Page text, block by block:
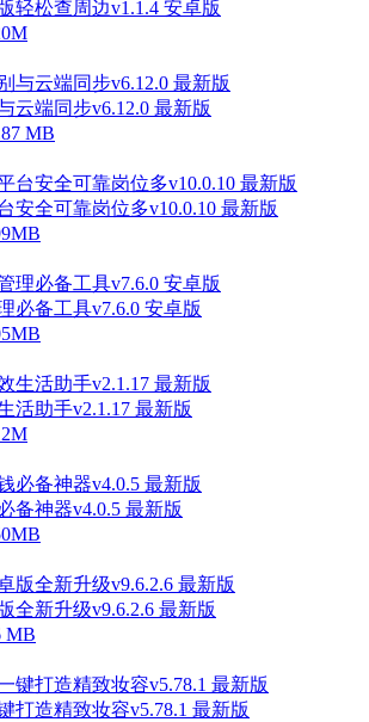
轻松查周边v1.1.4 安卓版
云端同步v6.12.0 最新版
MB
安全可靠岗位多v10.0.10 最新版
必备工具v7.6.0 安卓版
活助手v2.1.17 最新版
备神器v4.0.5 最新版
全新升级v9.6.2.6 最新版
MB
打造精致妆容v5.78.1 最新版